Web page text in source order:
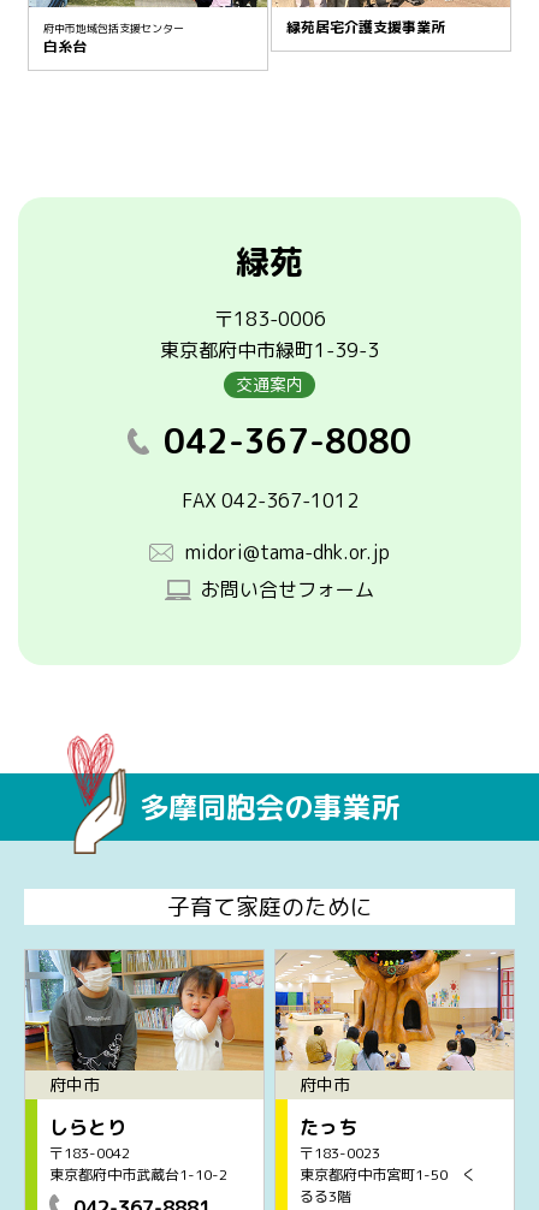
府中市地域包括支援センター
白糸台
緑苑居宅介護支援事業所
緑苑
〒183-0006
東京都府中市緑町1-39-3
交通案内
042-367-8080
FAX 042-367-1012
midori@tama-dhk.or.jp
お問い合せフォーム
多摩同胞会の事業所
子育て家庭のために
府中市
しらとり
〒183-0042
東京都府中市武蔵台1-10-2
府中市
たっち
〒183-0023
東京都府中市宮町1-50 く
るる3階